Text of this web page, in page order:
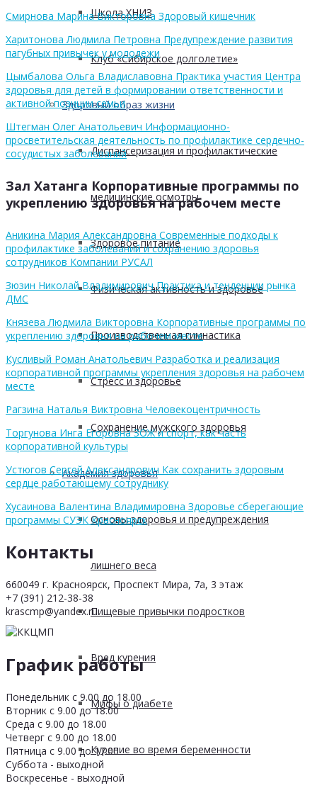
Школа ХНИЗ
Клуб «Сибирское долголетие»
Здоровый образ жизни
Диспансеризация и профилактические
медицинские осмотры
Здоровое питание
Физическая активность и здоровье
Производственная гимнастика
Стресс и здоровье
Сохранение мужского здоровья
Академия здоровья
Основы здоровья и предупреждения
лишнего веса
Пищевые привычки подростков
Вред курения
Мифы о диабете
Курение во время беременности
Смирнова Марина Викторовна Здоровый кишечник
Харитонова Людмила Петровна Предупреждение развития
пагубных привычек у молодежи
Цымбалова Ольга Владиславовна Практика участия Центра
здоровья для детей в формировании ответственности и
активной позиции семьи
Штегман Олег Анатольевич Информационно-
просветительская деятельность по профилактике сердечно-
сосудистых заболеваний
Зал Хатанга Корпоративные программы по
укреплению здоровья на рабочем месте
Аникина Мария Александровна Современные подходы к
профилактике заболеваний и сохранению здоровья
сотрудников Компании РУСАЛ
Зюзин Николай Владимирович Практика и тенденции рынка
ДМС
Князева Людмила Викторовна Корпоративные программы по
укреплению здоровья на рабочем месте
Кусливый Роман Анатольевич Разработка и реализация
корпоративной программы укрепления здоровья на рабочем
месте
Рагзина Наталья Виктровна Человекоцентричность
Торгунова Инга Егоровна ЗОЖ и спорт, как часть
корпоративной культуры
Устюгов Сергей Александрович Как сохранить здоровым
сердце работающему сотруднику
Хусаинова Валентина Владимировна Здоровье сберегающие
программы СУЭК Красноярск
Контакты
660049 г. Красноярск, Проспект Мира, 7а, 3 этаж
+7 (391) 212-38-38
krascmp@yandex.ru
График работы
Понедельник с 9.00 до 18.00
Вторник с 9.00 до 18.00
Среда с 9.00 до 18.00
Четверг с 9.00 до 18.00
Пятница с 9.00 до 17.00
Суббота - выходной
Воскресенье - выходной